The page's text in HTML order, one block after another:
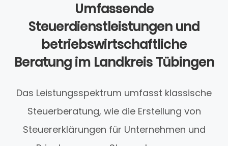
Umfassende
Steuerdienstleistungen und
betriebswirtschaftliche
Beratung im Landkreis Tübingen
Das Leistungsspektrum umfasst klassische
Steuerberatung, wie die Erstellung von
Steuererklärungen für Unternehmen und